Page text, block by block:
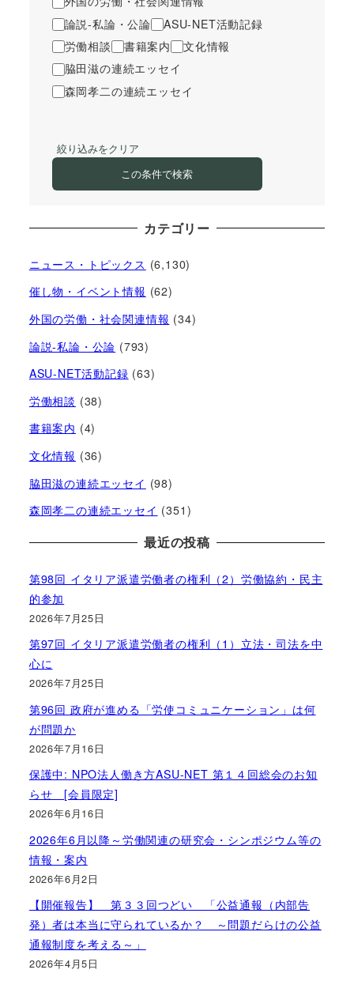
論説-私論・公論
ASU-NET活動記録
労働相談
書籍案内
文化情報
脇田滋の連続エッセイ
森岡孝二の連続エッセイ
絞り込みをクリア
この条件で検索
カテゴリー
ニュース・トピックス (6,130)
催し物・イベント情報 (62)
外国の労働・社会関連情報 (34)
論説-私論・公論 (793)
ASU-NET活動記録 (63)
労働相談 (38)
書籍案内 (4)
文化情報 (36)
脇田滋の連続エッセイ (98)
森岡孝二の連続エッセイ (351)
最近の投稿
第98回 イタリア派遣労働者の権利（2）労働協約・民主
的参加
2026年7月25日
第97回 イタリア派遣労働者の権利（1）立法・司法を中
心に
2026年7月25日
第96回 政府が進める「労使コミュニケーション」は何
が問題か
2026年7月16日
保護中: NPO法人働き方ASU-NET 第１４回総会のお知
らせ [会員限定]
2026年6月16日
2026年6月以降～労働関連の研究会・シンポジウム等の
情報・案内
2026年6月2日
【開催報告】 第３３回つどい 「公益通報（内部告
発）者は本当に守られているか？ ～問題だらけの公益
通報制度を考える～」
2026年4月5日